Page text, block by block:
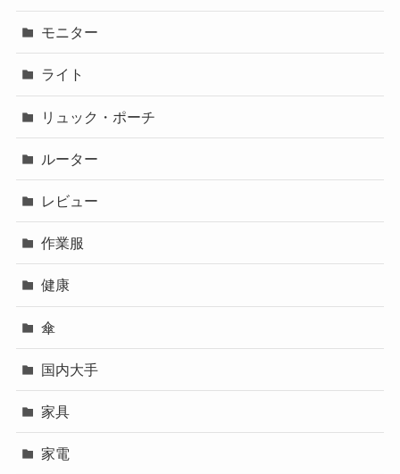
モニター
ライト
リュック・ポーチ
ルーター
レビュー
作業服
健康
傘
国内大手
家具
家電